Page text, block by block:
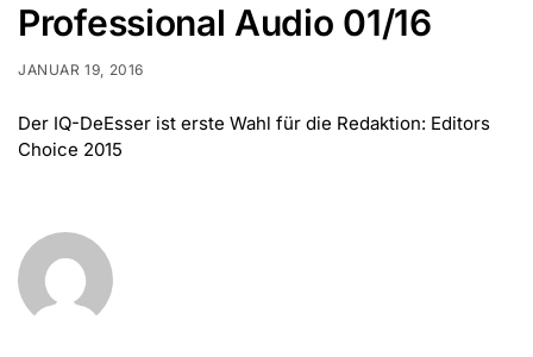
Professional Audio 01/16
JANUAR 19, 2016
Der IQ-DeEsser ist erste Wahl für die Redaktion: Editors
Choice 2015